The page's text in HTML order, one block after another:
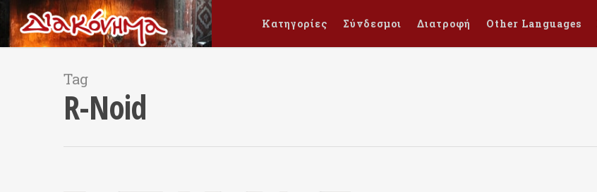
Κατηγορίες Σύνδεσμοι Διατροφή Other Languages
Tag
R-Noid